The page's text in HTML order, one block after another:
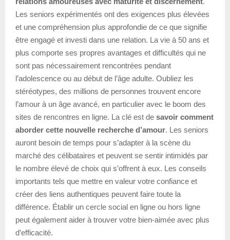
Les seniors expérimentés ont des exigences plus élevées
et une compréhension plus approfondie de ce que signifie
être engagé et investi dans une relation. La vie à 50 ans et
plus comporte ses propres avantages et difficultés qui ne
sont pas nécessairement rencontrées pendant
l’adolescence ou au début de l’âge adulte. Oubliez les
stéréotypes, des millions de personnes trouvent encore
l’amour à un âge avancé, en particulier avec le boom des
sites de rencontres en ligne. La clé est de savoir comment
aborder cette nouvelle recherche d’amour. Les seniors
auront besoin de temps pour s’adapter à la scène du
marché des célibataires et peuvent se sentir intimidés par
le nombre élevé de choix qui s’offrent à eux. Les conseils
importants tels que mettre en valeur votre confiance et
créer des liens authentiques peuvent faire toute la
différence. Établir un cercle social en ligne ou hors ligne
peut également aider à trouver votre bien-aimée avec plus
d’efficacité.